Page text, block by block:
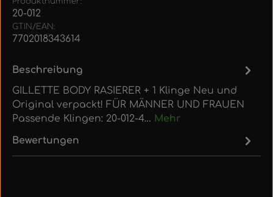
20-012
GTIN/EAN:
7702018343614
Beschreibung
GILLETTE BODY RASIERER + 1 Klinge Neu und
Original verpackt! FÜR MÄNNER UND FRAUEN
Passende Klingen: 20-012-4… Mehr
Bewertungen